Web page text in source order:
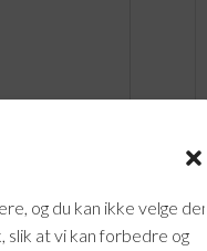
og du kan ikke velge dem
slik at vi kan forbedre og